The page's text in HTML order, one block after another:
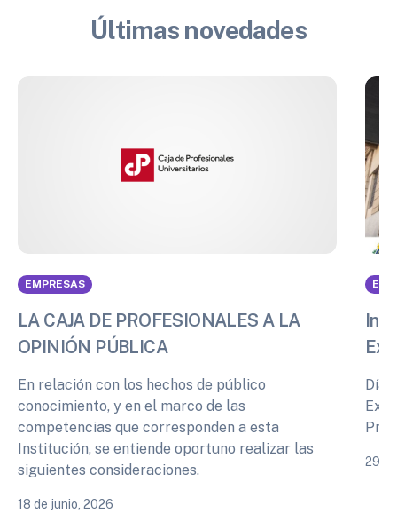
Últimas novedades
EMPRESAS
LA CAJA DE PROFESIONALES A LA
OPINIÓN PÚBLICA
En relación con los hechos de público
conocimiento, y en el marco de las
competencias que corresponden a esta
Institución, se entiende oportuno realizar las
siguientes consideraciones.
18 de junio, 2026
29